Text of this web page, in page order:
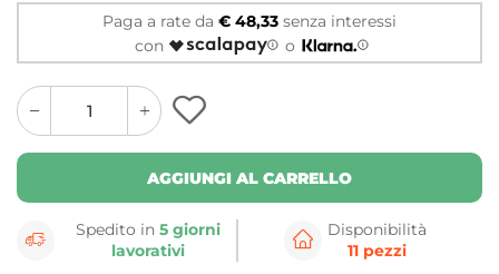
Paga a rate da € 48,33 senza interessi
con
o
quantity
button
quantity
minus
button
AGGIUNGI AL CARRELLO
Spedito in5 giorni
lavorativi
Disponibilità
11 pezzi